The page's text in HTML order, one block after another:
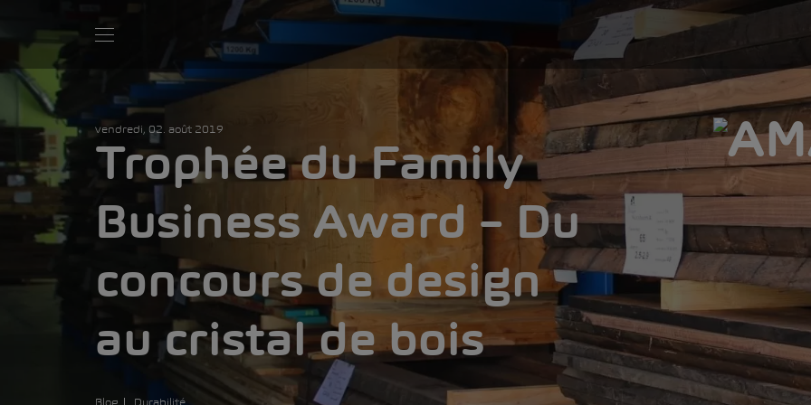
vendredi, 02. août 2019
Trophée du Family
Business Award – Du
concours de design
au cristal de bois
Blog Durabilité